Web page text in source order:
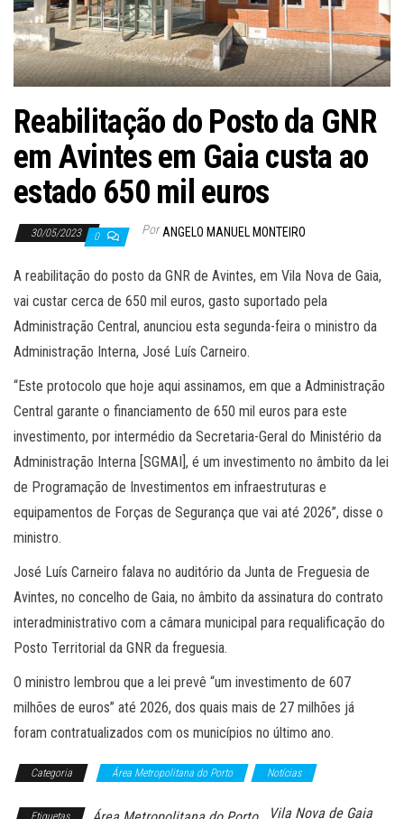
Reabilitação do Posto da GNR
em Avintes em Gaia custa ao
estado 650 mil euros
30/05/2023 0 Por ANGELO MANUEL MONTEIRO
A reabilitação do posto da GNR de Avintes, em Vila Nova de Gaia,
vai custar cerca de 650 mil euros, gasto suportado pela
Administração Central, anunciou esta segunda-feira o ministro da
Administração Interna, José Luís Carneiro.
“Este protocolo que hoje aqui assinamos, em que a Administração
Central garante o financiamento de 650 mil euros para este
investimento, por intermédio da Secretaria-Geral do Ministério da
Administração Interna [SGMAI], é um investimento no âmbito da lei
de Programação de Investimentos em infraestruturas e
equipamentos de Forças de Segurança que vai até 2026”, disse o
ministro.
José Luís Carneiro falava no auditório da Junta de Freguesia de
Avintes, no concelho de Gaia, no âmbito da assinatura do contrato
interadministrativo com a câmara municipal para requalificação do
Posto Territorial da GNR da freguesia.
O ministro lembrou que a lei prevê “um investimento de 607
milhões de euros” até 2026, dos quais mais de 27 milhões já
foram contratualizados com os municípios no último ano.
Categoria Área Metropolitana do Porto Notícias
Vila Nova de Gaia